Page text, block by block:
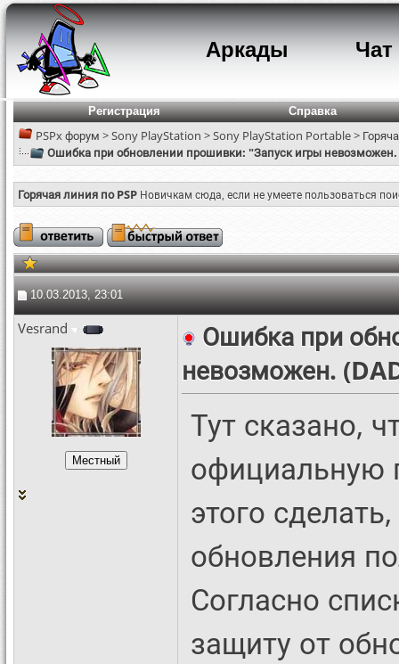
Аркады Чат
Регистрация Справка
PSPx форум >Sony PlayStation >Sony PlayStation Portable>
Ошибка при обновлении прошивки: "Запуск игры
Горячая линия по PSPНовичкам сюда, если не умеете пользоваться
10.03.2013, 23:01
Vesrand
Ошибка при
невозможен.
Тут сказано,
официальную
этого
обновления
Согласно
защиту от